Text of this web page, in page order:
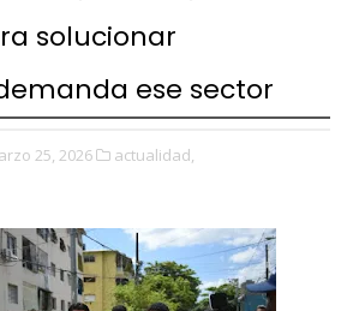
solucionar
ese sector
25, 2026 actualidad,